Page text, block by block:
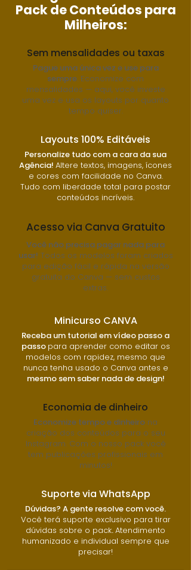
Pack de Conteúdos para
Milheiros:
Sem mensalidades ou taxas
Pague uma única vez e use para
sempre. Economize com
mensalidades — aqui, você investe
uma vez e usa os layouts por quanto
tempo quiser.
Layouts 100% Editáveis
Personalize tudo com a cara da sua
Agência! Altere textos, imagens, ícones
e cores com facilidade no Canva.
Tudo com liberdade total para postar
conteúdos incríveis.
Acesso via Canva Gratuito
Você não precisa pagar nada para
usar! Todos os modelos foram criados
para edição fácil e rápida na versão
gratuita do Canva — sem custos
extras.
Minicurso CANVA
Receba um tutorial em vídeo passo a
passo para aprender como editar os
modelos com rapidez, mesmo que
nunca tenha usado o Canva antes e
mesmo sem saber nada de design!
Economia de dinheiro
Economize tempo e dinheiro na
criação dos conteúdos para o seu
Instagram. Com o nosso pack você
tem publicações profissionais em
minutos!
Suporte via WhatsApp
Dúvidas? A gente resolve com você.
Você terá suporte exclusivo para tirar
dúvidas sobre o pack.Atendimento
humanizado e individual sempre que
precisar!